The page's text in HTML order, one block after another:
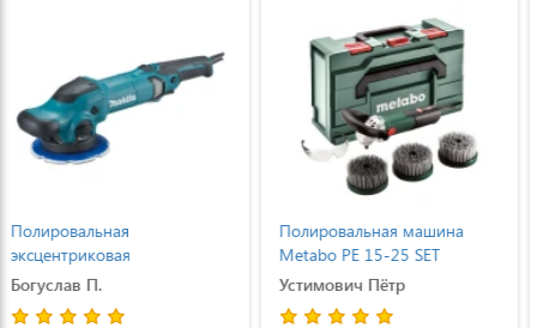
Полировальная машина
Metabo PE 15-25 SET
(615250500)
Устимович Пётр
Полировальная
шлифмашина Bosch GPO 14
CE Professional
(0601389000)
Петро